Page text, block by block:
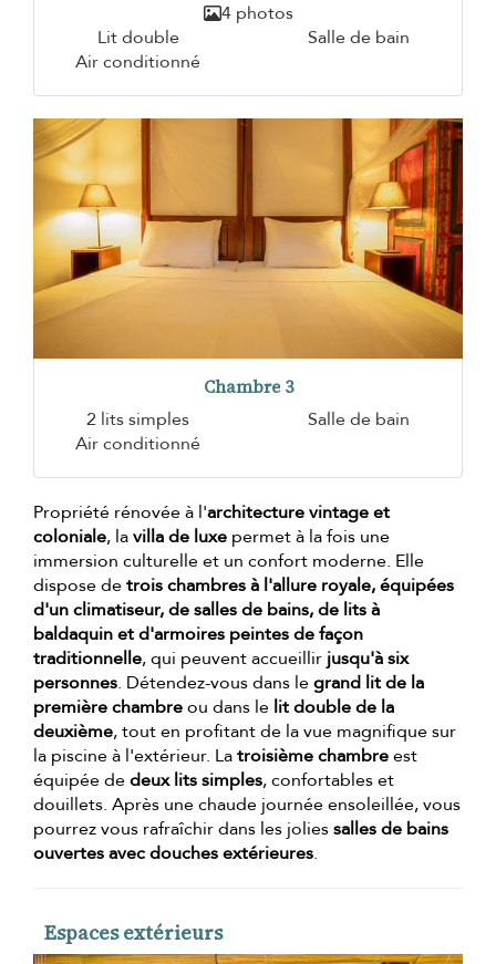
4 photos
Lit double
Salle de bain
Air conditionné
Chambre 3
2 lits simples
Salle de bain
Air conditionné
Propriété rénovée à l'architecture vintage et
coloniale, lavilla de luxe permet à la fois une
immersion culturelle et un confort moderne. Elle
dispose detrois chambres à l'allure royale, équipées
d'un climatiseur, de salles de bains, de lits à
baldaquin et d'armoires peintes de façon
traditionnelle, qui peuvent accueillir jusqu'à six
personnes. Détendez-vous dans legrand lit de la
première chambreou dans le lit double de la
deuxième, tout en profitant de la vue magnifique sur
la piscine à l'extérieur. Latroisième chambreest
équipée dedeux lits simples, confortables et
douillets. Après une chaude journée ensoleillée, vous
pourrez vous rafraîchir dans les joliessalles de bains
ouvertes avec douches extérieures.
Espaces extérieurs